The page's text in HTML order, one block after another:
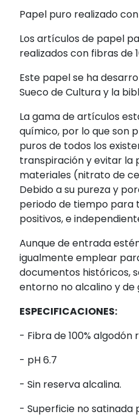
Papel puro realizado
Los artículos de papel
realizados con fibras de
Este papel se ha
Sueco de Cultura y la
La gama de artículos
químico, por lo que son
puros de todos los
transpiración y evitar la
materiales (nitrato de
Debido a su pureza y
periodo de tiempo para
positivos, e
Aunque de entrada
igualmente emplear
documentos históricos,
entorno no alcalino y de
ESPECIFICACIONES:
- Fibra de 100%
- pH 6.7
- Sin reserva alcalina.
- Superficie no